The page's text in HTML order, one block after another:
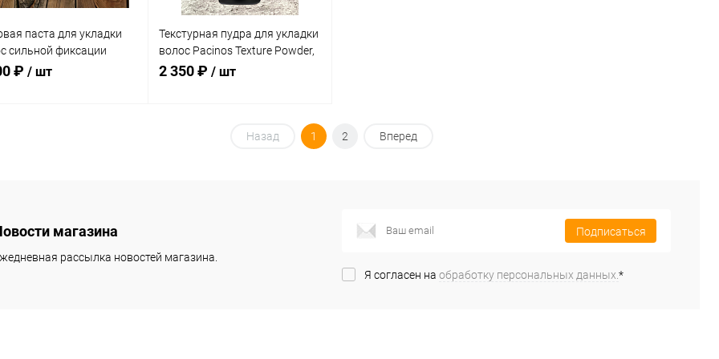
паста для укладки
сильной фиксации
Dan Signature Style
₽ / шт
Недоступно
Текстурная пудра для укладки
волос Pacinos Texture Powder,
30 гр.
2 350 ₽ / шт
Подписаться
Назад 1 2 Вперед
магазина
рассылка новостей магазина.
Подписаться
Я согласен на обработку персональных данных. *